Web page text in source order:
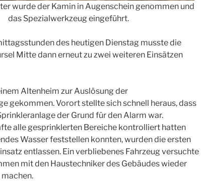
wurde der Kamin in Augenschein genommen und
das Spezialwerkzeug eingeführt.
des heutigen Dienstag musste die
Mitte dann erneut zu zwei weiteren Einsätzen
Altenheim zur Auslösung der
gekommen. Vorort stellte sich schnell heraus, dass
der Grund für den Alarm war.
alle gesprinklerten Bereiche kontrolliert hatten
Wasser feststellen konnten, wurden die ersten
entlassen. Ein verbliebenes Fahrzeug versuchte
mit den Haustechniker des Gebäudes wieder